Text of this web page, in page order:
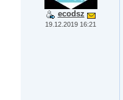
ecodsz
19.12.2019 16:21